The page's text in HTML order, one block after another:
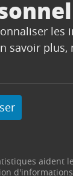
les
savoir
aident
le service